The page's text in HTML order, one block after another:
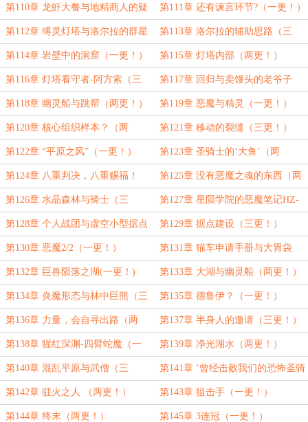
更！月底求月票！）
第110章 龙虾大餐与地精商人的疑
惑（四更！加更求月票！！）
第111章 还有谏言环节?（一更！）
第112章 缚灵灯塔与洛尔拉的群星
赐福（两更！）
第113章 洛尔拉的辅助思路（三
更！）
第114章 岩壁中的洞窟（一更！） 第115章 灯塔内部（两更！）
第116章 灯塔看守者-阿方索（三
更！）
第117章 回归与卖馒头的老爷子
（一更！）
第118章 幽灵船与跳帮（两更！） 第119章 恶魔与精灵（一更！）
第120章 核心组织样本？（两
更！）
第121章 移动的裂缝（三更！）
第122章 “平原之风”（一更！） 第123章 圣骑士的‘大鱼’（两
更！）
第124章 八重判决，八重赐福！
（一更！）
第125章 没有恶魔之魂的东西（两
更！）
第126章 水晶森林与骑士（三
更！）
第127章 星陨学院的恶魔笔记HZ-
351（一更！）
第128章 个人战团与虚空小型据点
（两更！）
第129章 据点建设（三更！）
第130章 恶魔2/2（一更！） 第131章 猫车申请手册与大胃袋
（两更！）
第132章 巨兽陨落之湖(一更！) 第133章 大湖与幽灵船（两更！）
第134章 炎魔形态与林中巨熊（三
更！）
第135章 德鲁伊？（一更！）
第136章 力量，会自寻出路（两
更！）
第137章 半身人的邀请（三更！）
第138章 猩红深渊-四臂蛇魔（一
更！）
第139章 净光湖水（两更！）
第140章 混乱平原与武僧（三
更！）
第141章 ‘曾经击败我们的恐怖圣骑
士燃起来了’（一更！）
第142章 驻火之人 （两更！） 第143章 狙击手（一更！）
第144章 终末（两更！） 第145章 3连冠（一更！）